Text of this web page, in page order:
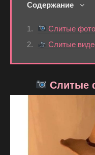
Содержание
Слитые
Слитые
Слитые